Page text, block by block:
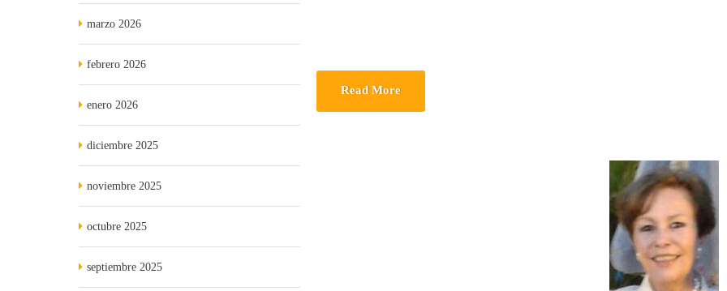
Read More
marzo 2026
febrero 2026
enero 2026
diciembre 2025
noviembre 2025
octubre 2025
septiembre 2025